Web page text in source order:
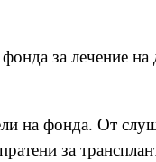
за лечение
на фонда. От
за